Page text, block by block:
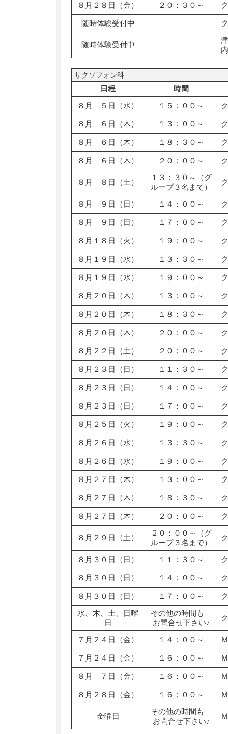
８月２８日（金） ２０：３０～
随時体験受付中
随時体験受付中
サクソフォン科
日程
時間
８月 ５日（水）
１５：００～
８月 ６日（木） １３：００～
８月 ６日（木） １８：３０～
８月 ６日（木） ２０：００～
８月 ８日（土）
１３：３０～（グ
ループ３名まで）
８月 ９日（日） １４：００～
８月 ９日（日） １７：００～
８月１８日（火） １９：００～
８月１９日（水） １３：３０～
８月１９日（水） １９：００～
８月２０日（木） １３：００～
８月２０日（木） １８：３０～
８月２０日（木） ２０：００～
８月２２日（土） ２０：００～
８月２３日（日） １１：３０～
８月２３日（日） １４：００～
８月２３日（日） １７：００～
８月２５日（火） １９：００～
８月２６日（水） １３：３０～
８月２６日（水） １９：００～
８月２７日（木） １３：００～
８月２７日（木） １８：３０～
８月２７日（木） ２０：００～
８月２９日（土）
２０：００～（グ
ループ３名まで）
８月３０日（日） １１：３０～
８月３０日（日） １４：００～
８月３０日（日） １７：００～
水、木、土、日曜
日
その他の時間も
お問合せ下さい♪
７月２４日（金） １４：００～
７月２４日（金） １６：００～
８月 ７日（金） １６：００～
８月２８日（金） １６：００～
金曜日
その他の時間も
お問合せ下さい♪